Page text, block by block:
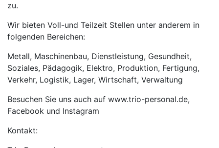
zu.
Wir bieten Voll-und Teilzeit Stellen unter anderem in
folgenden Bereichen:
Metall, Maschinenbau, Dienstleistung, Gesundheit,
Soziales, Pädagogik, Elektro, Produktion, Fertigung,
Verkehr, Logistik, Lager, Wirtschaft, Verwaltung
Besuchen Sie uns auch auf www.trio-personal.de,
Facebook und Instagram
Kontakt: